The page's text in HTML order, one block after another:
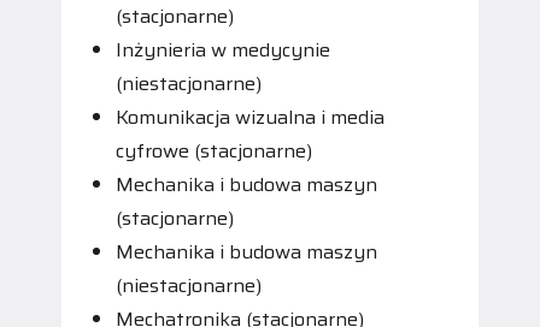
(stacjonarne)
Inżynieria w medycynie
(niestacjonarne)
Komunikacja wizualna i media
cyfrowe (stacjonarne)
Mechanika i budowa maszyn
(stacjonarne)
Mechanika i budowa maszyn
(niestacjonarne)
Mechatronika (stacjonarne)